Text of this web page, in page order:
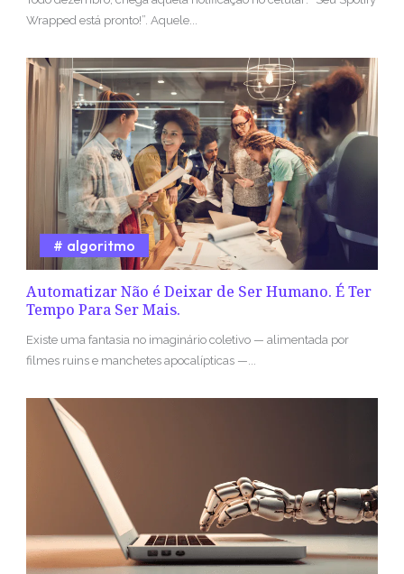
Wrapped está pronto!”. Aquele...
Automatizar Não é Deixar de Ser Humano. É Ter
Tempo Para Ser Mais.
algoritmo
Existe uma fantasia no imaginário coletivo — alimentada por
filmes ruins e manchetes apocalípticas —...